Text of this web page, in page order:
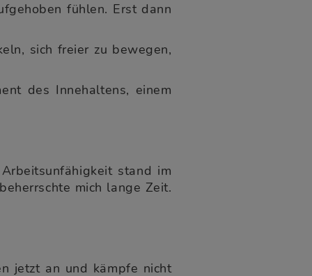
fühlen. Erst dann
sich freier zu bewegen,
des Innehaltens, einem
stand im
mich lange Zeit.
jetzt an und kämpfe nicht